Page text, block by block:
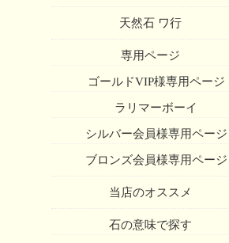
天然石 ワ行
専用ページ
ゴールドVIP様専用ページ
ラリマーボーイ
シルバー会員様専用ページ
ブロンズ会員様専用ページ
当店のオススメ
石の意味で探す